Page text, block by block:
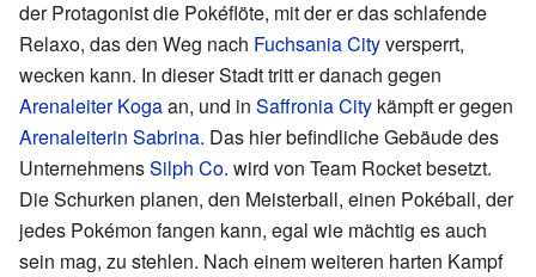
der Protagonist die Pokéflöte, mit der er das schlafende
Relaxo, das den Weg nach Fuchsania Cityversperrt,
wecken kann. In dieser Stadt tritt er danach gegen
Arenaleiter Kogaan, und in Saffronia City kämpft er gegen
Arenaleiterin Sabrina. Das hier befindliche Gebäude des
UnternehmensSilph Co. wird von Team Rocket besetzt.
Die Schurken planen, den Meisterball, einen Pokéball, der
jedes Pokémon fangen kann, egal wie mächtig es auch
sein mag, zu stehlen. Nach einem weiteren harten Kampf